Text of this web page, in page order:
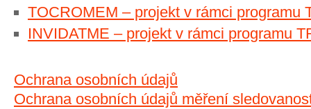
TOCROMEM – projekt v rámci programu
INVIDATME – projekt v rámci programu
Ochrana osobních údajů
Ochrana osobních údajů měření